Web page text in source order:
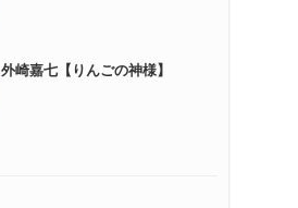
外崎嘉七【りんごの神様】